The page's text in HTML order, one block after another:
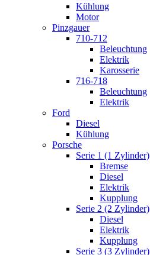
Kühlung
Motor
Pinzgauer
710-712
Beleuchtung
Elektrik
Karosserie
716-718
Beleuchtung
Elektrik
Ford
Diesel
Kühlung
Porsche
Serie 1 (1 Zylinder)
Bremse
Diesel
Elektrik
Kupplung
Serie 2 (2 Zylinder)
Diesel
Elektrik
Kupplung
Serie 3 (3 Zylinder)